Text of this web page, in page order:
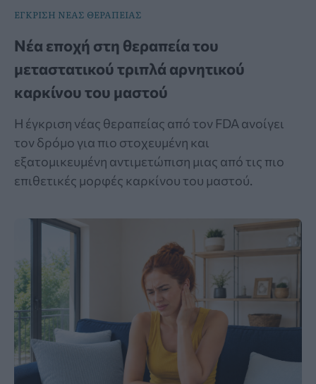
ΕΓΚΡΙΣΗ ΝΕΑΣ ΘΕΡΑΠΕΙΑΣ
Νέα εποχή στη θεραπεία του
μεταστατικού τριπλά αρνητικού
καρκίνου του μαστού
Η έγκριση νέας θεραπείας από τον FDA ανοίγει
τον δρόμο για πιο στοχευμένη και
εξατομικευμένη αντιμετώπιση μιας από τις πιο
επιθετικές μορφές καρκίνου του μαστού.